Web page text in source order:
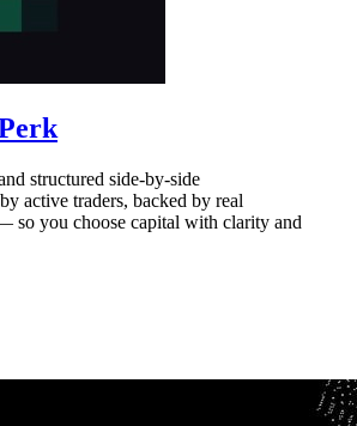
structured side-by-side
active traders, backed by real
so you choose capital with clarity and